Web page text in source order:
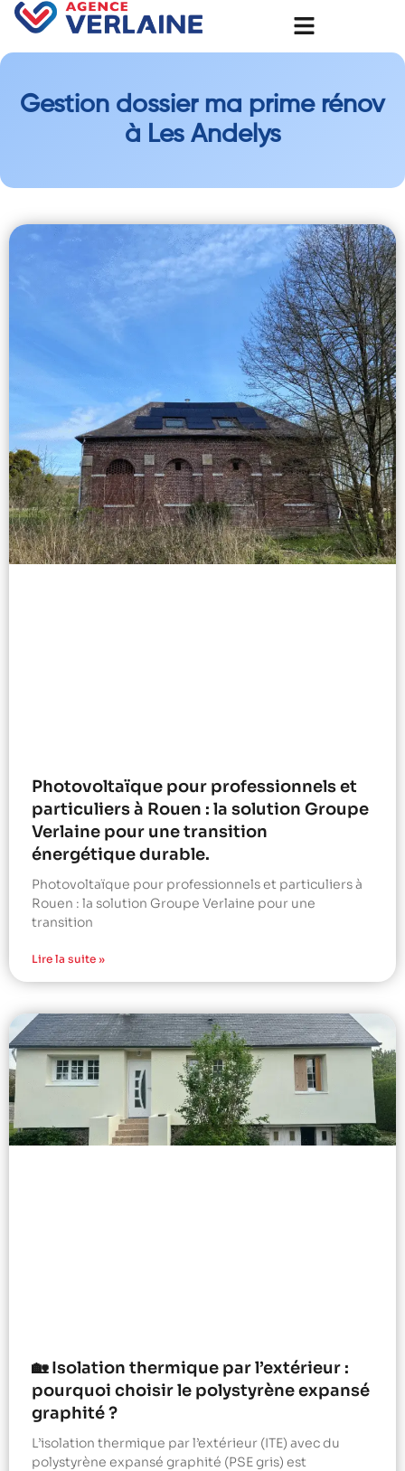
Gestion dossier ma prime rénov
à Les Andelys
Photovoltaïque pour professionnels et
particuliers à Rouen : la solution Groupe
Verlaine pour une transition
énergétique durable.
Photovoltaïque pour professionnels et particuliers à
Rouen : la solution Groupe Verlaine pour une
transition
Lire la suite »
🏡 Isolation thermique par l’extérieur :
pourquoi choisir le polystyrène expansé
graphité ?
L’isolation thermique par l’extérieur (ITE) avec du
polystyrène expansé graphité (PSE gris) est